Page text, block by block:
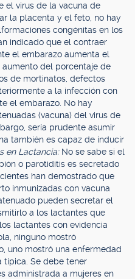
el virus de la vacuna de
la placenta y el feto, no hay
congénitas en los
indicado que el contraer
el embarazo aumenta el
aumento del porcentaje de
de mortinatos, defectos
a la infección con
el embarazo. No hay
(vacuna) del virus de
sería prudente asumir
también es capaz de inducir
en Lactancia: No se sabe si el
o parotiditis es secretado
han demostrado que
inmunizadas con vacuna
pueden secretar el
a los lactantes que
lactantes con evidencia
ninguno mostró
uno mostró una enfermedad
típica. Se debe tener
administrada a mujeres en